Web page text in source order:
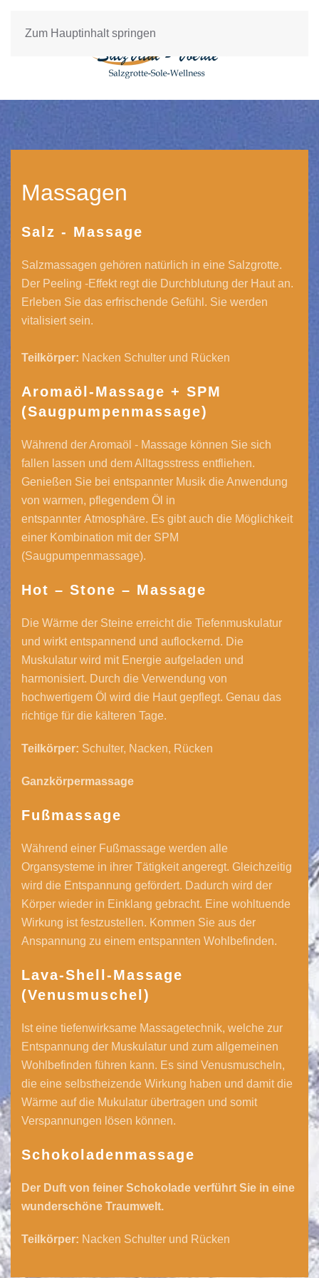
Zum Hauptinhalt springen
Massagen
Salz - Massage
Salzmassagen gehören natürlich in eine Salzgrotte.
Der Peeling -Effekt regt die Durchblutung der Haut an.
Erleben Sie das erfrischende Gefühl. Sie werden
vitalisiert sein.
Teilkörper: Nacken Schulter und Rücken
Aromaöl-Massage + SPM
(Saugpumpenmassage)
Während der Aromaöl - Massage können Sie sich
fallen lassen und dem Alltagsstress entfliehen.
Genießen Sie bei entspannter Musik die Anwendung
von warmen, pflegendem Öl in
entspannter Atmosphäre. Es gibt auch die Möglichkeit
einer Kombination mit der SPM
(Saugpumpenmassage).
Hot – Stone – Massage
Die Wärme der Steine erreicht die Tiefenmuskulatur
und wirkt entspannend und auflockernd. Die
Muskulatur wird mit Energie aufgeladen und
harmonisiert. Durch die Verwendung von
hochwertigem Öl wird die Haut gepflegt. Genau das
richtige für die kälteren Tage.
Teilkörper: Schulter, Nacken, Rücken
Ganzkörpermassage
Fußmassage
Während einer Fußmassage werden alle
Organsysteme in ihrer Tätigkeit angeregt. Gleichzeitig
wird die Entspannung gefördert. Dadurch wird der
Körper wieder in Einklang gebracht. Eine wohltuende
Wirkung ist festzustellen. Kommen Sie aus der
Anspannung zu einem entspannten Wohlbefinden.
Lava-Shell-Massage
(Venusmuschel)
Ist eine tiefenwirksame Massagetechnik, welche zur
Entspannung der Muskulatur und zum allgemeinen
Wohlbefinden führen kann. Es sind Venusmuscheln,
die eine selbstheizende Wirkung haben und damit die
Wärme auf die Mukulatur übertragen und somit
Verspannungen lösen können.
Schokoladenmassage
Der Duft von feiner Schokolade verführt Sie in eine
wunderschöne Traumwelt.
Teilkörper: Nacken Schulter und Rücken